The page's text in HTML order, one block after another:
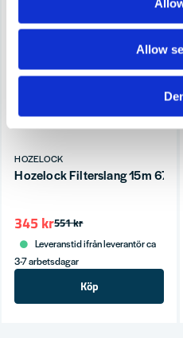
Allow
HOZELOCK
Hozelock Filterslang 15m 6762
551 kr
345 kr
Leveranstid ifrån leverantör ca
3-7 arbetsdagar
Köp